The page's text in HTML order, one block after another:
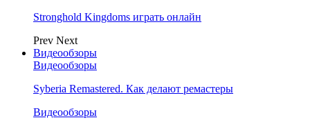
Stronghold Kingdoms играть онлайн
Prev Next
Видеообзоры
Видеообзоры
Syberia Remastered. Как делают ремастеры
Видеообзоры